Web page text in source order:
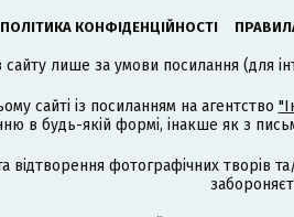
ПОЛІТИКА КОНФІДЕНЦІЙНОСТІ
сайту лише за умови посилання (для
сайті із посиланням на агентство
в будь-якій формі, інакше як з
відтворення фотографічних творів